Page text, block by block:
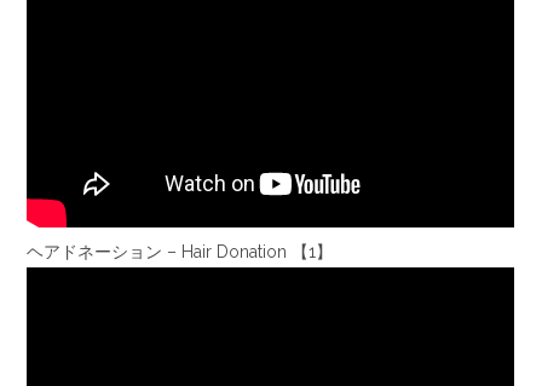
ヘアドネーション – Hair Donation 【1】